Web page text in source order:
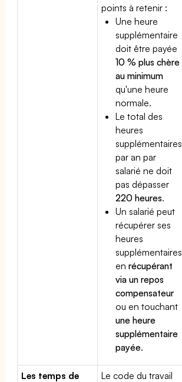
points à retenir :
Une heure
supplémentaire
doit être payée
10 % plus chère
au minimum
qu'une heure
normale.
Le total des
heures
supplémentaires
par an par
salarié ne doit
pas dépasser
220 heures.
Un salarié peut
récupérer ses
heures
supplémentaires
enrécupérant
via un repos
compensateur
ou en touchant
une heure
supplémentaire
payée.
Les temps de
Le code du travail